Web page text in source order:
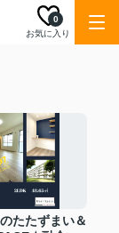
お気に入り
0
たたずまい＆